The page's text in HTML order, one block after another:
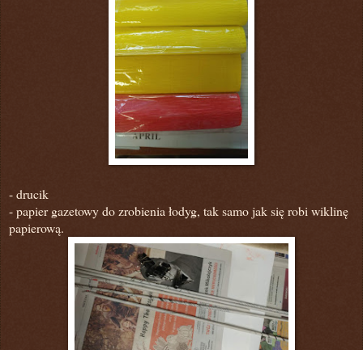
- drucik
- papier gazetowy do zrobienia łodyg, tak samo jak się robi wiklinę
papierową.